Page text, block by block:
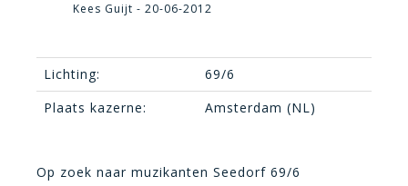
Kees Guijt - 20-06-2012
Lichting:
69/6
Plaats kazerne:
Amsterdam (NL)
Op zoek naar muzikanten Seedorf 69/6